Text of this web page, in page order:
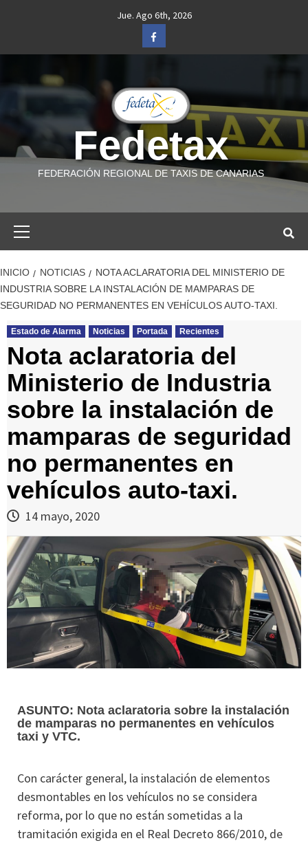
Jue. Ago 6th, 2026
Facebook
Fedetax
FEDERACIÓN REGIONAL DE TAXIS DE CANARIAS
INICIO NOTICIAS
NOTA ACLARATORIA DEL MINISTERIO DE
INDUSTRIA SOBRE LA INSTALACIÓN DE MAMPARAS DE
SEGURIDAD NO PERMANENTES EN VEHÍCULOS AUTO-TAXI.
Estado de Alarma Noticias Portada Recientes
Nota aclaratoria del
Ministerio de Industria
sobre la instalación de
mamparas de seguridad
no permanentes en
vehículos auto-taxi.
14 mayo, 2020
ASUNTO: Nota aclaratoria sobre la instalación
de mamparas no permanentes en vehículos
taxi y VTC.
Con carácter general, la instalación de elementos
desmontables en los vehículos no se considera
reforma, por lo que no están sometidas a la
tramitación exigida en el Real Decreto 866/2010, de